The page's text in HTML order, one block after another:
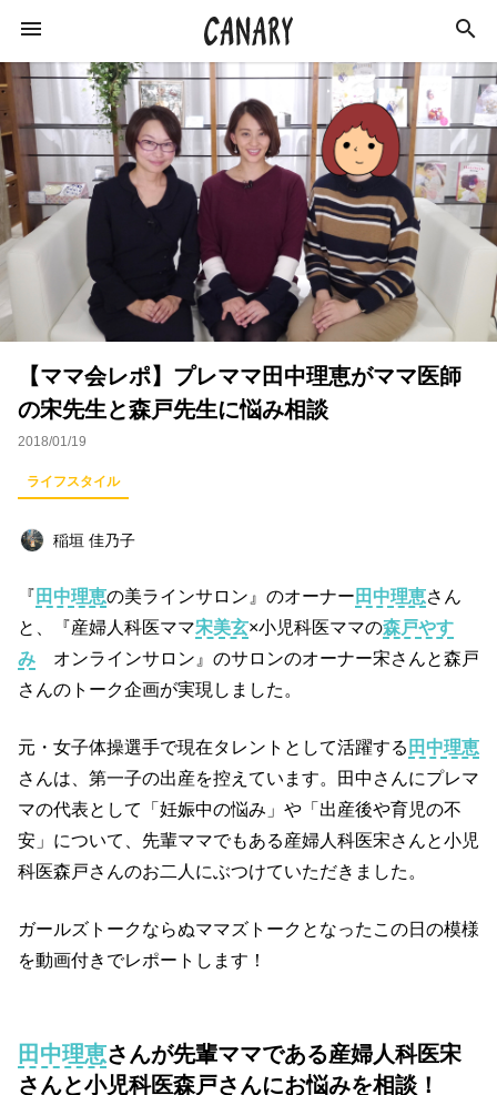
KEYWORD
カルチャー ライフスタイル 学び
健康 スキルアップ ダイエット 美容
エンターテインメント インタビュー
ライフハック
オフ会レポート クリエイター グルメ
社会 ファッション 音楽 海外
コミュニティ
【ママ会レポ】プレママ田中理恵がママ医師
の宋先生と森戸先生に悩み相談
2018/01/19
ライフスタイル
稲垣 佳乃子
『 田中理恵の美ラインサロン』のオーナー 田中理恵さん
と、『産婦人科医ママ宋美玄×小児科医ママの森戸やす
み オンラインサロン』のサロンのオーナー宋さんと森戸
さんのトーク企画が実現しました。
元・女子体操選手で現在タレントとして活躍する 田中理恵
さんは、第一子の出産を控えています。田中さんにプレマ
マの代表として「妊娠中の悩み」や「出産後や育児の不
安」について、先輩ママでもある産婦人科医宋さんと小児
科医森戸さんのお二人にぶつけていただきました。
ガールズトークならぬママズトークとなったこの日の模様
を動画付きでレポートします！
田中理恵さんが先輩ママである産婦人科医宋
さんと小児科医森戸さんにお悩みを相談！